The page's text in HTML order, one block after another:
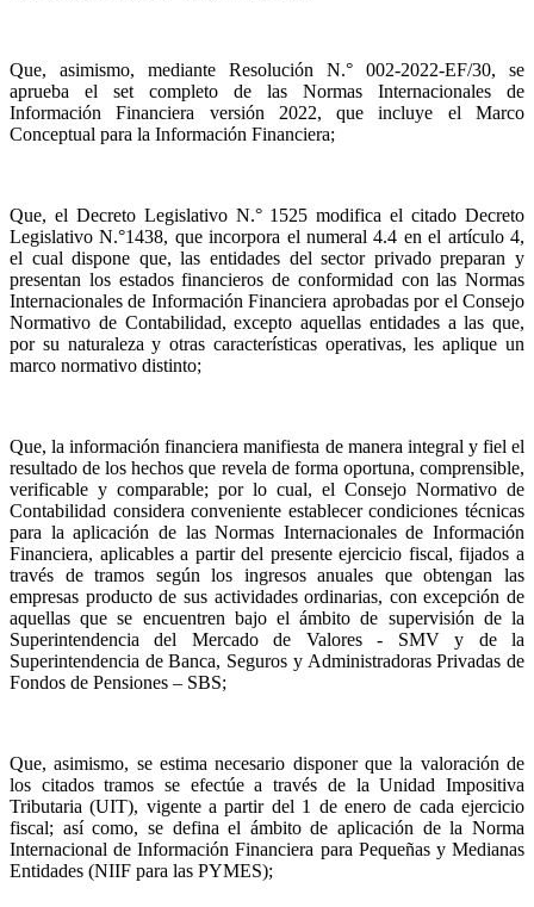
Que, asimismo, mediante Resolución N.° 002-2022-EF/30, se
aprueba el set completo de las Normas Internacionales de
Información Financiera versión 2022, que incluye el Marco
Conceptual para la Información Financiera;
Que, el Decreto Legislativo N.° 1525 modifica el citado Decreto
Legislativo N.°1438, que incorpora el numeral 4.4 en el artículo 4,
el cual dispone que, las entidades del sector privado preparan y
presentan los estados financieros de conformidad con las Normas
Internacionales de Información Financiera aprobadas por el Consejo
Normativo de Contabilidad, excepto aquellas entidades a las que,
por su naturaleza y otras características operativas, les aplique un
marco normativo distinto;
Que, la información financiera manifiesta de manera integral y fiel el
resultado de los hechos que revela de forma oportuna, comprensible,
verificable y comparable; por lo cual, el Consejo Normativo de
Contabilidad considera conveniente establecer condiciones técnicas
para la aplicación de las Normas Internacionales de Información
Financiera, aplicables a partir del presente ejercicio fiscal, fijados a
través de tramos según los ingresos anuales que obtengan las
empresas producto de sus actividades ordinarias, con excepción de
aquellas que se encuentren bajo el ámbito de supervisión de la
Superintendencia del Mercado de Valores - SMV y de la
Superintendencia de Banca, Seguros y Administradoras Privadas de
Fondos de Pensiones – SBS;
Que, asimismo, se estima necesario disponer que la valoración de
los citados tramos se efectúe a través de la Unidad Impositiva
Tributaria (UIT), vigente a partir del 1 de enero de cada ejercicio
fiscal; así como, se defina el ámbito de aplicación de la Norma
Internacional de Información Financiera para Pequeñas y Medianas
Entidades (NIIF para las PYMES);